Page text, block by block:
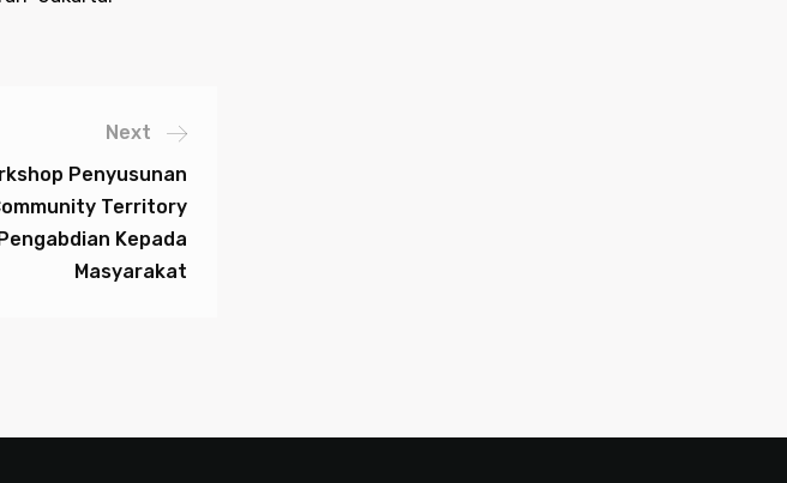
Next
Penyusunan
Territory
Kepada
Masyarakat